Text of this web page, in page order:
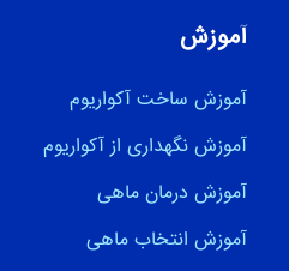
آموزش
آموزش ساخت آکواریوم
آموزش نگهداری از آکواریوم
آموزش درمان ماهی
آموزش انتخاب ماهی